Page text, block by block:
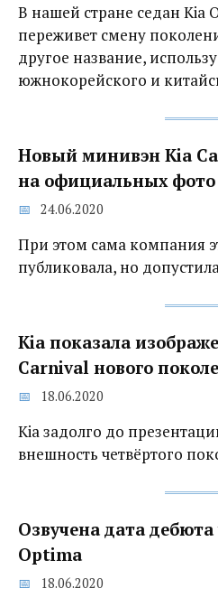
В нашей стране седан Kia
переживет смену
другое название,
южнокорейского и
Новый минивэн Kia
на официальных фото
24.06.2020
При этом сама компания
публиковала, но
Kia показала
Carnival нового
18.06.2020
Kia задолго до
внешность четвёртого
Озвучена дата
Optima
18.06.2020